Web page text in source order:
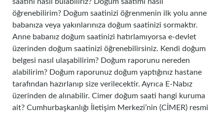
öğrenebilirim? Doğum saatinizi öğrenmenin ilk yolu anne
babanıza veya yakınlarınıza doğum saatinizi sormaktır.
Anne babanız doğum saatinizi hatırlamıyorsa e-devlet
üzerinden doğum saatinizi öğrenebilirsiniz. Kendi doğum
belgesi nasıl ulaşabilirim? Doğum raporunu nereden
alabilirim? Doğum raporunuz doğum yaptığınız hastane
tarafından hazırlanıp size verilecektir. Ayrıca E-Nabız
üzerinden de alınabilir. Cimer doğum saati hangi kuruma
ait? Cumhurbaşkanlığı İletişim Merkezi’nin (CİMER) resmi